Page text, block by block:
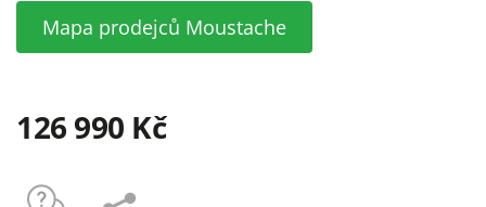
Mapa prodejců Moustache
126 990 Kč